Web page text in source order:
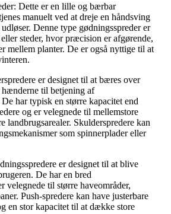
Dette er en lille og bærbar
manuelt ved at dreje en håndsving
Denne type gødningsspreder er
steder, hvor præcision er afgørende,
mellem planter. De er også nyttige til at
er designet til at bæres over
til betjening af
har typisk en større kapacitet end
og er velegnede til mellemstore
landbrugsarealer. Skulderspredere kan
som spinnerplader eller
er designet til at blive
De har en bred
velegnede til større haveområder,
Push-spredere kan have justerbare
en stor kapacitet til at dække store